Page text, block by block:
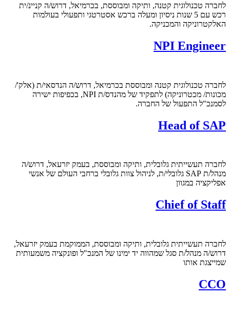
לחברה טכנולוגית קטנה, ותיקה ומבוססת, בכרמיאל, דרוש/ה קניינ/ית
רכש עם 5 שנות ניסיון ומעלה ברכש אסטרטגי ותפעולי בעולמות
האלקטרוניקה והמכניקה.
NPI Engineer
לחברה טכנולוגית קטנה ומבוססת בכרמיאל, דרוש/ה הנדסאי/ת (אלק'/
מכונות/ מכטרוניקה) לתפקיד של מהנדס/ת NPI, בכפיפות ישירה
לסמנכ"ל התפעול של החברה.
Head of SAP
לחברה תעשייתית גלובלית, ותיקה ומבוססת, בעמק יזרעאל, דרוש/ה
מנהל/ת SAP גלובלי/ת, לניהול צוות גלובלי ברחבי העולם של אנשי
אפליקציה במגוון
Chief of Staff
לחברה תעשייתית גלובלית, ותיקה ומבוססת, הממוקמת בעמק יזרעאל,
דרוש/ה מנהל/ת סגל שמהווה יד ימינו של המנכ"ל ופונקציה משמעותית
שמייצגת אותו
CCO